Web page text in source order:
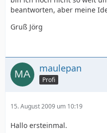
beantworten, aber meine
Gruß Jörg
maulepan
Profi
15. August 2009 um 10:19
Hallo ersteinmal.